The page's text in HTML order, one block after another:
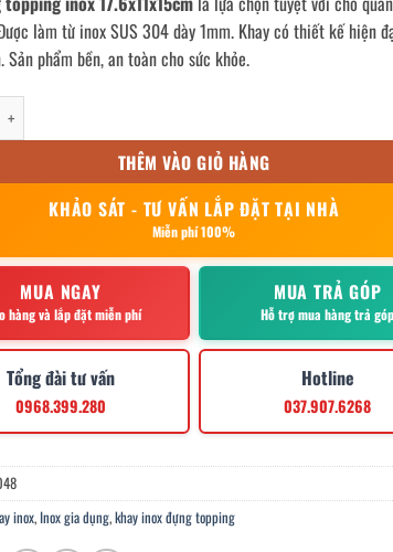
làm từ inox SUS 304 dày 1mm. Khay có thiết kế hiện
Sản phẩm bền, an toàn cho sức khỏe.
inox 17.6x11x15cm số lượng
THÊM VÀO GIỎ HÀNG
KHẢO SÁT - TƯ VẤN LẮP ĐẶT TẠI NHÀ
Miễn phí 100%
MUA NGAY
hàng và lắp đặt miễn phí
MUA TRẢ GÓP
Hỗ trợ mua hàng trả góp
Tổng đài tư vấn
0968.399.280
Hotline
037.907.6268
inox, Inox gia dụng,khay inox đựng topping